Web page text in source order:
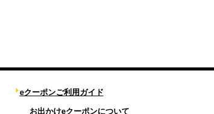
eクーポンご利用ガイド
お出かけeクーポンについて